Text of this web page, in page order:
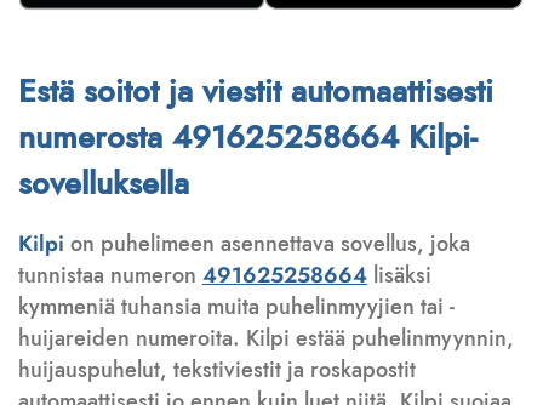
Estä soitot ja viestit automaattisesti
numerosta 491625258664 Kilpi-
sovelluksella
Kilpi on puhelimeen asennettava sovellus, joka
tunnistaa numeron 491625258664 lisäksi
kymmeniä tuhansia muita puhelinmyyjien tai -
huijareiden numeroita. Kilpi estää puhelinmyynnin,
huijauspuhelut, tekstiviestit ja roskapostit